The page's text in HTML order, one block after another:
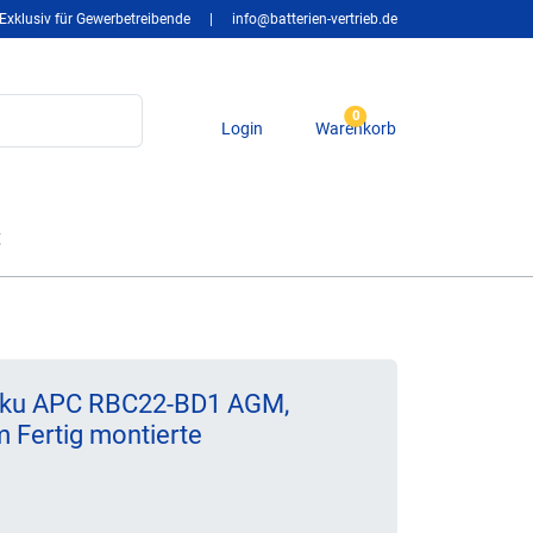
Exklusiv für Gewerbetreibende info@batterien-vertrieb.de
Login
0
Warenkorb
APC RBC22-BD1 AGM,
Fertig montierte